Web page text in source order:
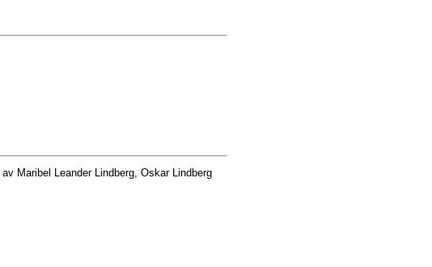
av Maribel Leander Lindberg, Oskar Lindberg